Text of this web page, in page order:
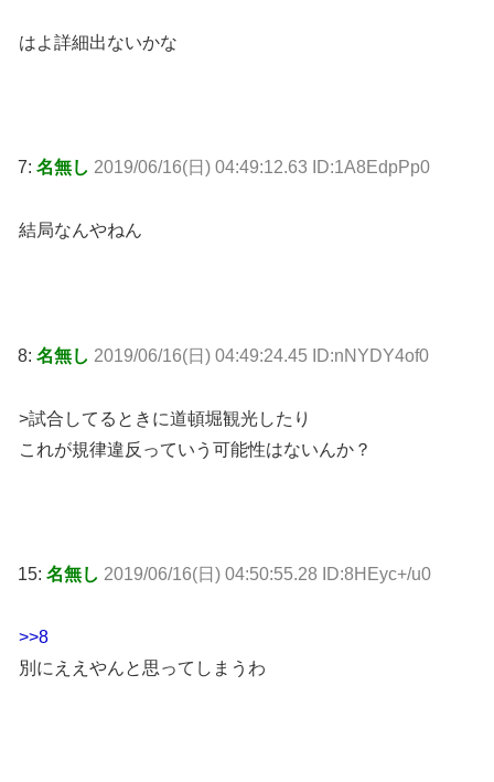
はよ詳細出ないかな
7: 名無し 2019/06/16(日) 04:49:12.63 ID:1A8EdpPp0
結局なんやねん
8: 名無し 2019/06/16(日) 04:49:24.45 ID:nNYDY4of0
>試合してるときに道頓堀観光したり
これが規律違反っていう可能性はないんか？
15: 名無し 2019/06/16(日) 04:50:55.28 ID:8HEyc+/u0
>>8
別にええやんと思ってしまうわ